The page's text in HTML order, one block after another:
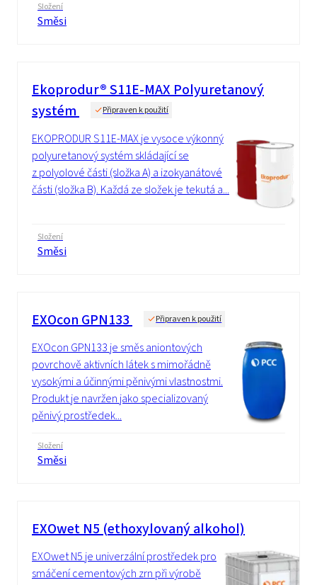
Složení
Směsi
Ekoprodur® S11E-MAX Polyuretanový
systém
Připraven k použití
EKOPRODUR S11E-MAX je vysoce výkonný
polyuretanový systém skládající se
z polyolové části (složka A) a izokyanátové
části (složka B). Každá ze složek je tekutá a...
Složení
Směsi
EXOcon GPN133 Připraven k použití
EXOcon GPN133 je směs aniontových
povrchově aktivních látek s mimořádně
vysokými a účinnými pěnivými vlastnostmi.
Produkt je navržen jako specializovaný
pěnivý prostředek...
Složení
Směsi
EXOwet N5 (ethoxylovaný alkohol)
EXOwet N5 je univerzální prostředek pro
smáčení cementových zrn při výrobě